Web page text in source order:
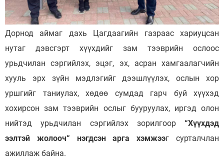
Дорнод аймаг дахь Цагдаагийн газраас хариуцсан
нутаг дэвсгэрт хүүхдийг зам тээврийн ослоос
урьдчилан сэргийлэх, эцэг, эх, асран хамгаалагчийн
хууль эрх зүйн мэдлэгийг дээшлүүлэх, ослын хор
уршгийг таниулах, хөдөө сумдад гарч буй хүүхэд
хохирсон зам тээврийн ослыг бууруулах, иргэд олон
нийтэд урьдчилан сэргийлэх зорилгоор“Хүүхдэд
ээлтэй жолооч“ нэгдсэн арга хэмжээг сурталчлан
ажиллаж байна.